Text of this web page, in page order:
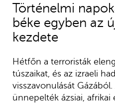
Történelmi
béke egyben az
kezdete
Hétfőn a terroristák
túszaikat, és az izraeli
visszavonulását
ünnepelték ázsiai, afrikai